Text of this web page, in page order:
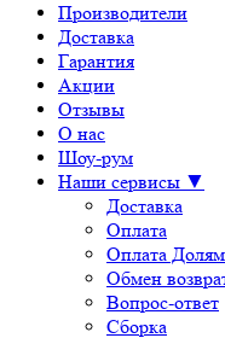
Производители
Доставка
Гарантия
Акции
Отзывы
О нас
Шоу-рум
Наши сервисы ▼
Доставка
Оплата
Оплата
Обмен
Вопрос-ответ
Сборка